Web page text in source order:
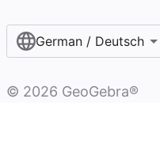
German / Deutsch
© 2026 GeoGebra®